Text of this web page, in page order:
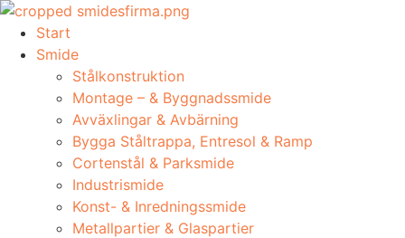
Skip
content
Start
Smide
Stålkonstruktion
Montage – & Byggnadssmide
Avväxlingar & Avbärning
Bygga Ståltrappa, Entresol & Ramp
Cortenstål & Parksmide
Industrismide
Konst- & Inredningssmide
Metallpartier & Glaspartier